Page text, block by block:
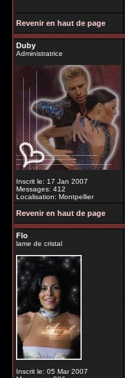
Revenir en haut de page
Duby
Administratrice
Inscrit le: 17 Jan 2007
Messages: 412
Localisation: Montpellier
Revenir en haut de page
Flo
lame de cristal
Inscrit le: 05 Mar 2007